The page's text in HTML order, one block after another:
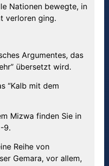
Nationen bewegte, in
verloren ging.
Argumentes, das
übersetzt wird.
“Kalb mit dem
Mizwa finden Sie in
9.
Reihe von
Gemara, vor allem,